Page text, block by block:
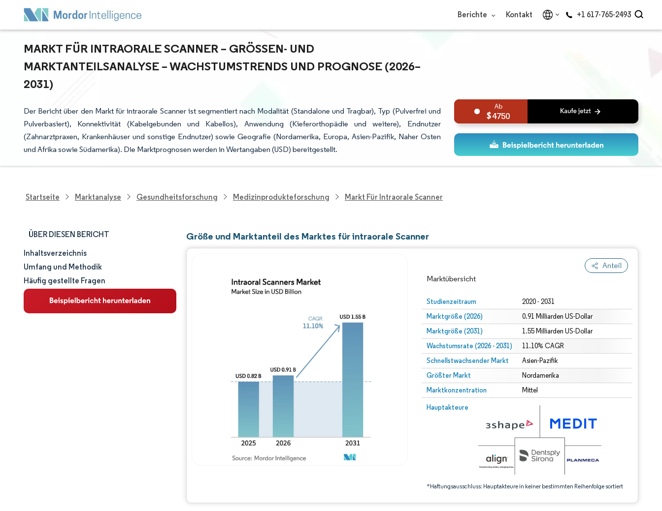
Berichte Kontakt +1 617-765-2493
MARKT FÜR INTRAORALE SCANNER – GRÖSSEN- UND M
ARKTANTEILSANALYSE – WACHSTUMSTRENDS UND PROGNOSE (2026–2
031)
Der Bericht über den Markt für intraorale Scanner ist segmentiert nach Modalität (Standalone und Tragbar), Typ (Pulverfrei und
Pulverbasiert), Konnektivität (Kabelgebunden und Kabellos), Anwendung (Kieferorthopädie und weitere), Endnutzer
(Zahnarztpraxen, Krankenhäuser und sonstige Endnutzer) sowie Geografie (Nordamerika, Europa, Asien-Pazifik, Naher Osten
und Afrika sowie Südamerika). Die Marktprognosen werden in Wertangaben (USD) bereitgestellt.
4750
Startseite Marktanalyse Gesundheitsforschung Medizinprodukteforschung Markt Für Intraorale Scanner
ÜBER DIESEN BERICHT
Marktgröße und -anteil
Marktanalyse
Trends und Einblicke
Inhaltsverzeichnis
Umfang und Methodik
Häufig gestellte Fragen
Größe und Marktanteil des Marktes für intraorale Scanner
Anteil
Marktübersicht
Studienzeitraum 2020 - 2031
Marktgröße (2026) 0.91 Milliarden US-Dollar
Marktgröße (2031) 1.55 Milliarden US-Dollar
Wachstumsrate (2026 - 2031) 11.10% CAGR
Schnellstwachsender Markt Asien-Pazifik
Größter Markt Nordamerika
Marktkonzentration Mittel
Hauptakteure
*Haftungsausschluss: Hauptakteure in keiner bestimmten Reihenfolge sortiert
Bild © Mordor Intelligence. Wiederverwendung erfordert Namensnennung gemäß CC BY 4.0.
Bild © Mordor Intelligence. Wiederverwendung erfordert Namensnennung gemäß CC BY 4.0.